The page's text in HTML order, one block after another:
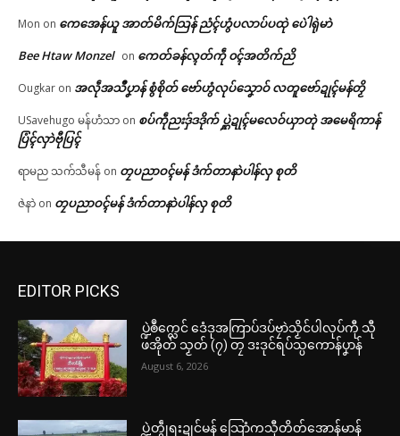
Mon on ကေအေန်ယူ အာတ်မိက်သြန် ညံၚ်ဟွံပလာပ်ပထုဲ ပေဲါရုဲမာဲ
Bee Htaw Monzel on ကေတ်ခန်လ္ၚတ်ကဵု ၀ၚ်အတိက်ညိ
Ougkar on အလဵုအသဳပၞာန် စွံစိုတ် ဗော်ဟွံလုပ်သၞောဝ် လတူဗော်ဍုၚ်မန်တၟိ
USavehugo မန်ဟံသာ on စပ်ကဵုညးဒှ်ဒဒိုက် ပ္ဋဲဍုၚ်မလေဝ်ယှာတုဲ အမေရိကာန်
ပြံၚ်လှာဲဗီုပြၚ်
ရာမည သက်သီမန် on တၠပညာဝၚ်မန် ဒံက်တာနာဲပါန်လှ စုတိ
ဇဲနာဲ on တၠပညာဝၚ်မန် ဒံက်တာနာဲပါန်လှ စုတိ
EDITOR PICKS
ပ္ဍဲၜဳက္လေင် ဒေံဒုအကြာပ်ဒပ်ဗၠာဲသၟိင်ပါလုပ်ကီု သီု
ဖအိုတ် သၟတ် (၇) တၠ ဒးဒုင်ရပ်သ္ပကောန်ပၞာန်
August 6, 2026
ပ္ဍဲတွဵုရးဍုင်မန် သြောံကသီုတိတ်အောန်မာန်